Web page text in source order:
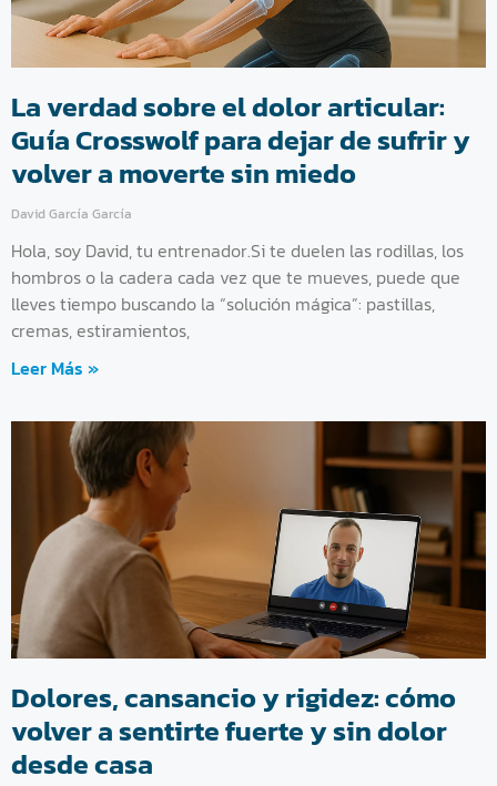
La verdad sobre el dolor articular:
Guía Crosswolf para dejar de sufrir y
volver a moverte sin miedo
David García García
Hola, soy David, tu entrenador.Si te duelen las rodillas, los
hombros o la cadera cada vez que te mueves, puede que
lleves tiempo buscando la “solución mágica”: pastillas,
cremas, estiramientos,
Leer Más »
Dolores, cansancio y rigidez: cómo
volver a sentirte fuerte y sin dolor
desde casa